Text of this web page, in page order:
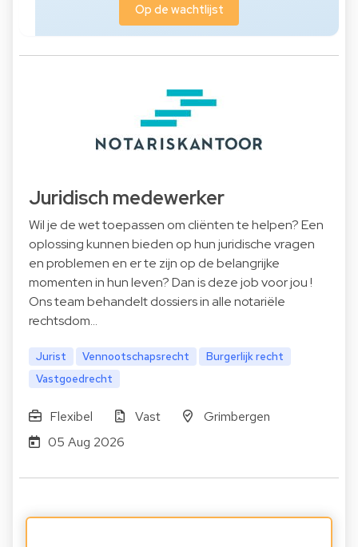
Op de wachtlijst
Juridisch medewerker
Wil je de wet toepassen om cliënten te helpen? Een
oplossing kunnen bieden op hun juridische vragen
en problemen en er te zijn op de belangrijke
momenten in hun leven? Dan is deze job voor jou !
Ons team behandelt dossiers in alle notariële
rechtsdom…
Jurist Vennootschapsrecht
Burgerlijk recht
Vastgoedrecht
Flexibel Vast
Grimbergen
05 Aug 2026